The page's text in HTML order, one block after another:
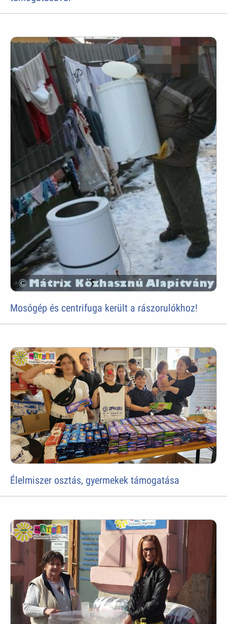
Mosógép és centrifuga került a rászorulókhoz!
Élelmiszer osztás, gyermekek támogatása